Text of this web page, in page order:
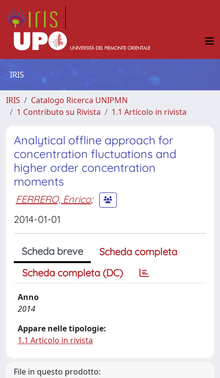
IRIS
IRIS
Catalogo Ricerca UNIPMN
1 Contributo su Rivista
1.1 Articolo in rivista
Analytical offline approach for
concentration fluctuations and
higher order concentration
moments
FERRERO, Enrico;
2014-01-01
Scheda breve
Scheda completa
Scheda completa (DC)
Anno
2014
Appare nelle tipologie:
1.1 Articolo in rivista
File in questo prodotto: